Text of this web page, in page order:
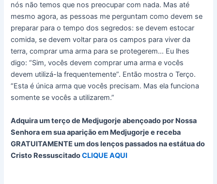
nós não temos que nos preocupar com nada. Mas até
mesmo agora, as pessoas me perguntam como devem se
preparar para o tempo dos segredos: se devem estocar
comida, se devem voltar para os campos para viver da
terra, comprar uma arma para se protegerem… Eu lhes
digo: “Sim, vocês devem comprar uma arma e vocês
devem utilizá-la frequentemente”. Então mostra o Terço.
“Esta é única arma que vocês precisam. Mas ela funciona
somente se vocês a utilizarem.”
Adquira um terço de Medjugorje abençoado por Nossa
Senhora em sua aparição em Medjugorje e receba
GRATUITAMENTE um dos lenços passados na estátua do
Cristo RessuscitadoCLIQUE AQUI